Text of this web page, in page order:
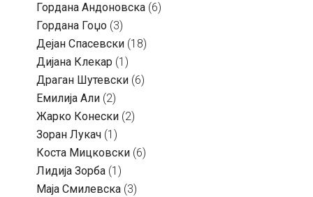
Гордана Андоновска (6)
Гордана Гоџо (3)
Дејан Спасевски (18)
Дијана Клекар (1)
Драган Шутевски (6)
Емилија Али (2)
Жарко Конески (2)
Зоран Лукач (1)
Коста Мицковски (6)
Лидија Зорба (1)
Маја Смилевска (3)